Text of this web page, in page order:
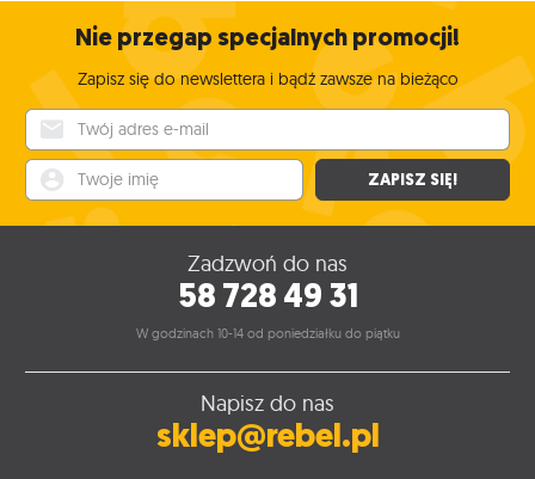
Nie przegap specjalnych promocji!
Zapisz się do newslettera i bądź zawsze na bieżąco
ZAPISZ SIĘ!
Zadzwoń do nas
58 728 49 31
W godzinach 10-14 od poniedziałku do piątku
Napisz do nas
sklep@rebel.pl